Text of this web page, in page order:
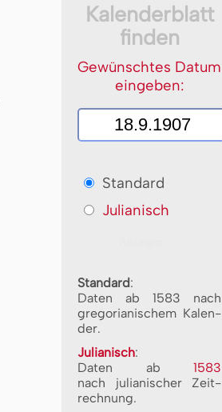
Kalenderblatt
finden
Gewünschtes Datum
eingeben:
Standard
Julianisch
Standard:
Daten ab 1583 nach
gre­go­ri­a­ni­schem Ka­len­
der.
Julianisch:
Daten ab 1583
nach ju­li­a­ni­scher Zeit­
rech­nung.